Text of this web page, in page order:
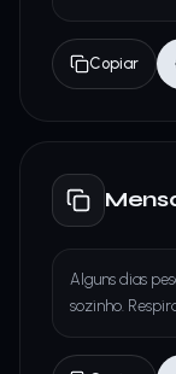
Copiar
Alguns dias
sozinho.